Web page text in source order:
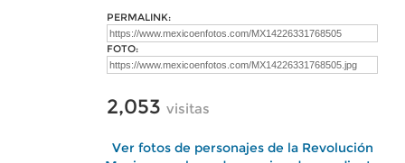
PERMALINK:
FOTO:
2,053 visitas
Ver fotos de personajes de la Revolución